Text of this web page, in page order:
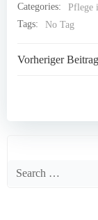
Categories:
Pflege
Tags:
No Tag
Post
Vorheriger Beitrag
Search